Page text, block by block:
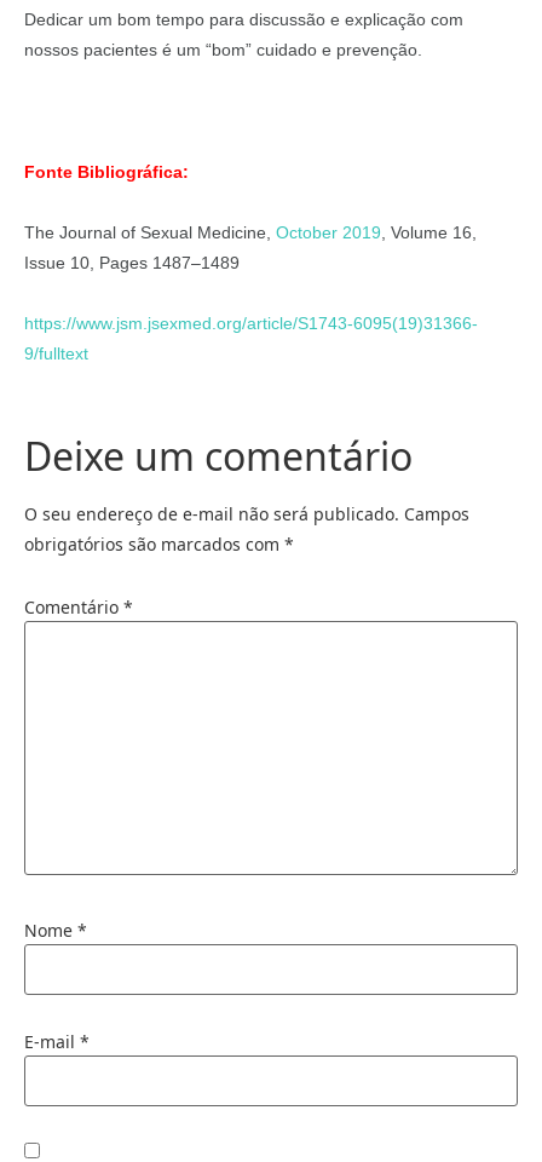
Dedicar um bom tempo para discussão e explicação com
nossos pacientes é um “bom” cuidado e prevenção.
Fonte Bibliográfica:
The Journal of Sexual Medicine, October 2019 , Volume 16,
Issue 10, Pages 1487–1489
https://www.jsm.jsexmed.org/article/S1743-6095(19)31366-
9/fulltext
Deixe um comentário
O seu endereço de e-mail não será publicado. Campos
obrigatórios são marcados com *
Comentário *
Nome *
E-mail *